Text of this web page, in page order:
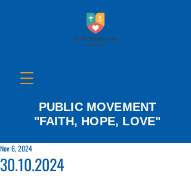
PUBLIC MOVEMENT
"FAITH, HOPE, LOVE"
30.10.2024
Nov 6, 2024